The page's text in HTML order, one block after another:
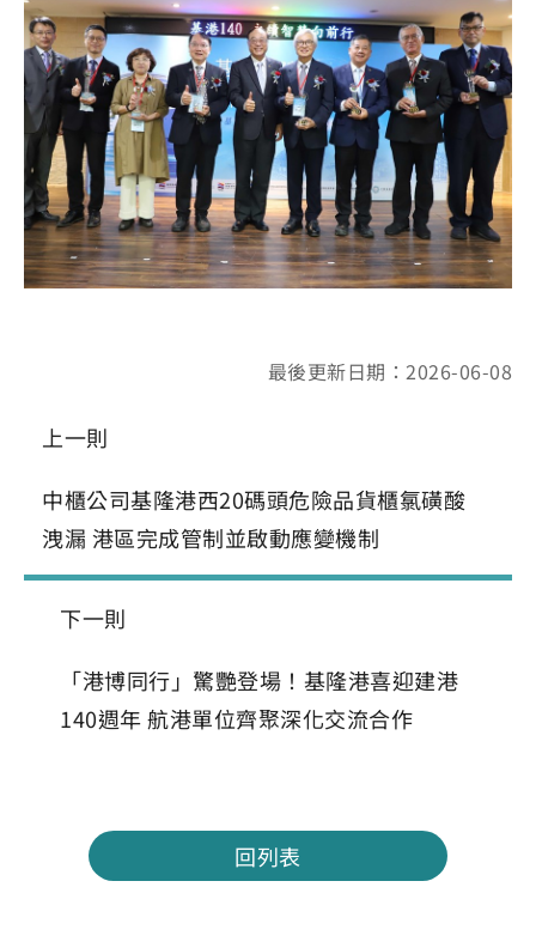
最後更新日期：2026-06-08
上一則
中櫃公司基隆港西20碼頭危險品貨櫃氯磺酸
洩漏 港區完成管制並啟動應變機制
下一則
「港博同行」驚艷登場！基隆港喜迎建港
140週年 航港單位齊聚深化交流合作
回列表